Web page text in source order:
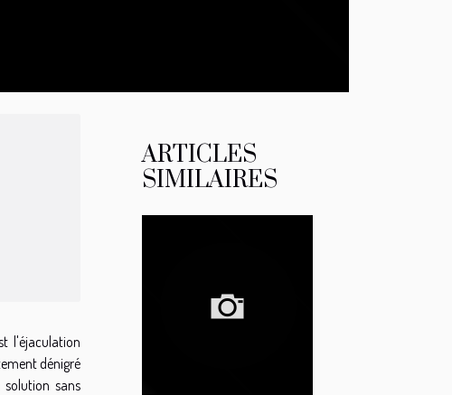
l'éjaculation
dénigré
sans
ARTICLES
SIMILAIRES